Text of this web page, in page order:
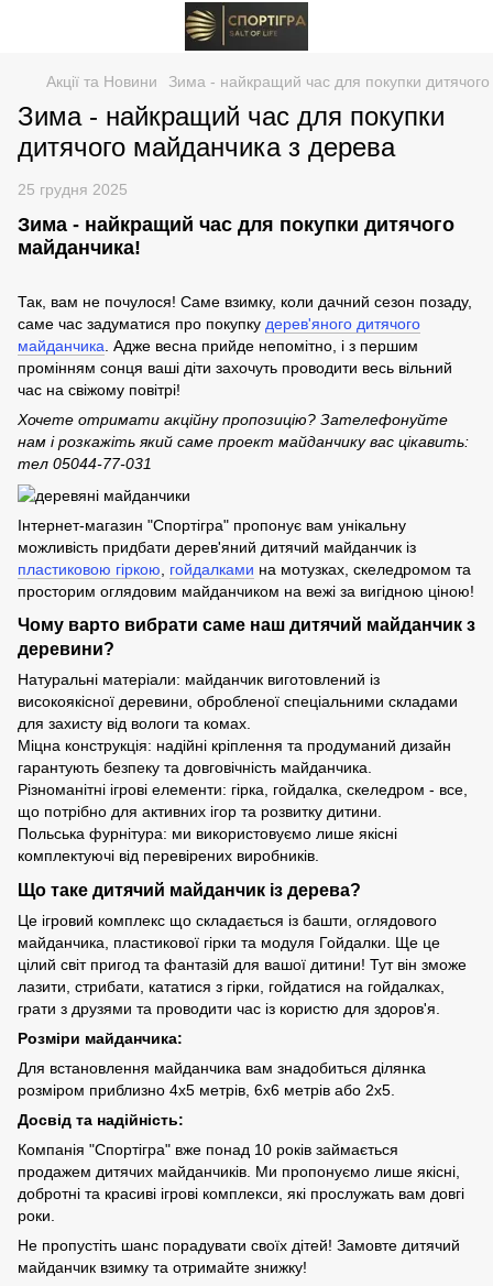
Акції та Новини Зима - найкращий час для покупки
Зима - найкращий час для покупки
дитячого майданчика з дерева
25 грудня 2025
Зима - найкращий час для покупки дитячого
майданчика!
Так, вам не почулося! Саме взимку, коли дачний сезон позаду,
саме час задуматися про покупку дерев'яного дитячого
майданчика. Адже весна прийде непомітно, і з першим
промінням сонця ваші діти захочуть проводити весь вільний
час на свіжому повітрі!
Хочете отримати акційну пропозицію? Зателефонуйте
нам і розкажіть який саме проект майданчику вас цікавить:
тел 05044-77-031
Інтернет-магазин "Спортігра" пропонує вам унікальну
можливість придбати дерев'яний дитячий майданчик із
пластиковою гіркою
гойдалками на мотузках, скеледромом та
просторим оглядовим майданчиком на вежі за вигідною ціною!
Чому варто вибрати саме наш дитячий майданчик з
деревини?
Натуральні матеріали: майданчик виготовлений із
високоякісної деревини, обробленої спеціальними складами
для захисту від вологи та комах.
Міцна конструкція: надійні кріплення та продуманий дизайн
гарантують безпеку та довговічність майданчика.
Різноманітні ігрові елементи: гірка, гойдалка, скеледром - все,
що потрібно для активних ігор та розвитку дитини.
Польська фурнітура: ми використовуємо лише якісні
комплектуючі від перевірених виробників.
Що таке дитячий майданчик із дерева?
Це ігровий комплекс що складається із башти, оглядового
майданчика, пластикової гірки та модуля Гойдалки. Ще це
цілий світ пригод та фантазій для вашої дитини! Тут він зможе
лазити, стрибати, кататися з гірки, гойдатися на гойдалках,
грати з друзями та проводити час із користю для здоров'я.
Розміри майданчика:
Для встановлення майданчика вам знадобиться ділянка
розміром приблизно 4х5 метрів, 6х6 метрів або 2х5.
Досвід та надійність:
Компанія "Спортігра" вже понад 10 років займається
продажем дитячих майданчиків. Ми пропонуємо лише якісні,
добротні та красиві ігрові комплекси, які прослужать вам довгі
роки.
Не пропустіть шанс порадувати своїх дітей! Замовте дитячий
майданчик взимку та отримайте знижку!